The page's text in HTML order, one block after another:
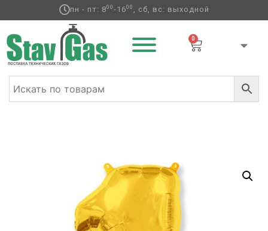
пн - пт: 800-1600 , сб, вс: выходной
0